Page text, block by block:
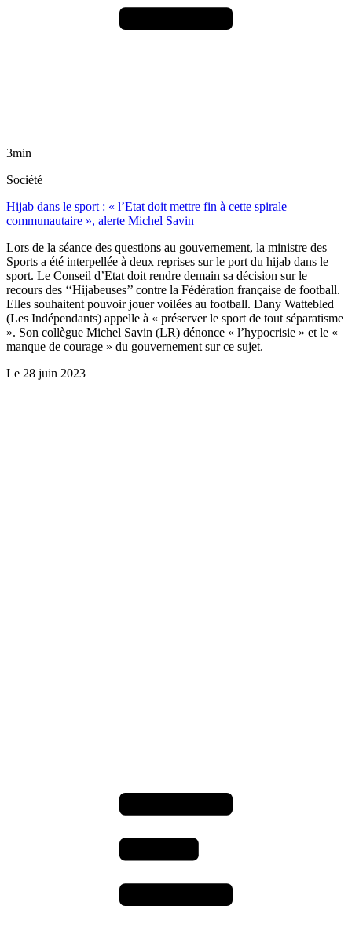
3min
Société
Hijab dans le sport : « l’Etat doit mettre fin à cette spirale
communautaire », alerte Michel Savin
Lors de la séance des questions au gouvernement, la ministre des
Sports a été interpellée à deux reprises sur le port du hijab dans le
sport. Le Conseil d’Etat doit rendre demain sa décision sur le
recours des ‘‘Hijabeuses’’ contre la Fédération française de football.
Elles souhaitent pouvoir jouer voilées au football. Dany Wattebled
(Les Indépendants) appelle à « préserver le sport de tout séparatisme
». Son collègue Michel Savin (LR) dénonce « l’hypocrisie » et le «
manque de courage » du gouvernement sur ce sujet.
Le 28 juin 2023